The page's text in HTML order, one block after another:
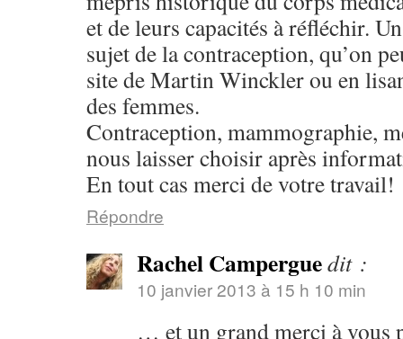
et de leurs capacités à réfléchir.
sujet de la contraception, qu’on
site de Martin Winckler ou en
des femmes.
Contraception, mammographie,
nous laisser choisir après
En tout cas merci de votre travail!
Répondre
Rachel Camperguedit :
10 janvier 2013 à 15 h 10 min
… et un grand merci à vous